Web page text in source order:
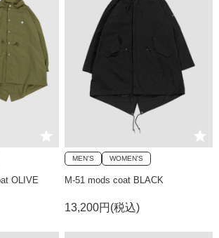
OLIVE
MEN'S WOMEN'S
M-51 mods coat BLACK
13,200円(税込)